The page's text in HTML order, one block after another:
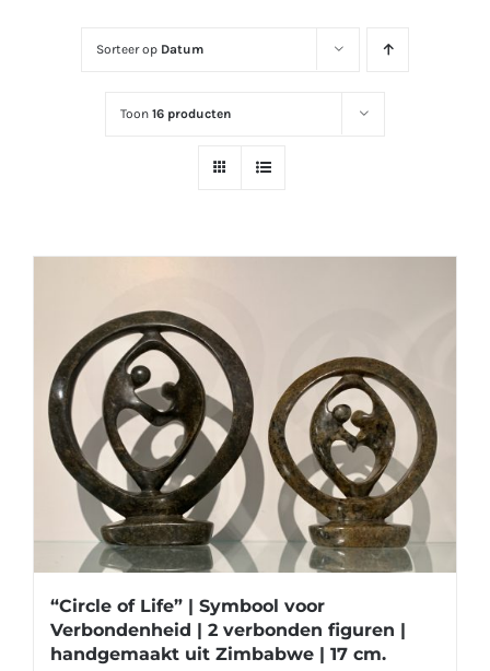
Sorteer op Datum
Toon16 producten
“Circle of Life” | Symbool voor
Verbondenheid | 2 verbonden figuren |
handgemaakt uit Zimbabwe | 17 cm.